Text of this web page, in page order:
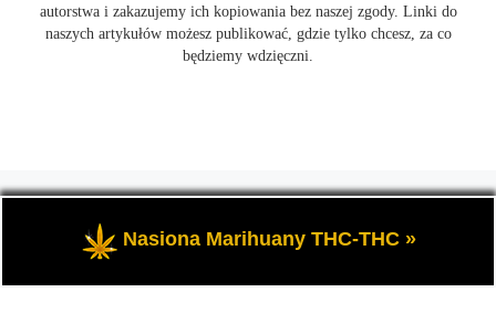
autorstwa i zakazujemy ich kopiowania bez naszej zgody. Linki do
naszych artykułów możesz publikować, gdzie tylko chcesz, za co
będziemy wdzięczni.
marihuanie THC i konopi CBD, wszystko na temat uprawy
cannabis i nie tylko.
Nasiona Marihuany THC-THC »